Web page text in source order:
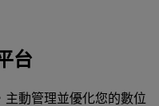
台
主動管理並優化您的數位